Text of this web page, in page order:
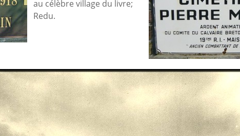
au célèbre village du livre;
Redu.